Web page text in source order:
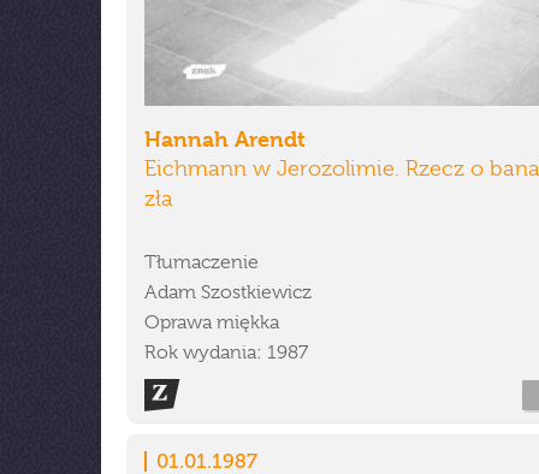
Hannah Arendt
Eichmann w Jerozolimie. Rzecz o
zła
Tłumaczenie
Adam Szostkiewicz
Oprawa miękka
Rok wydania: 1987
01.01.1987